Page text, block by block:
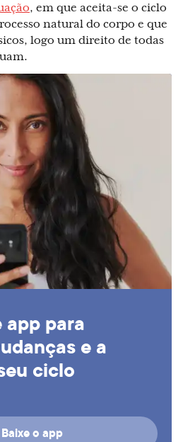
, em que aceita-se o ciclo
natural do corpo e que
logo um direito de todas
app para
e a
ciclo
Baixe o app